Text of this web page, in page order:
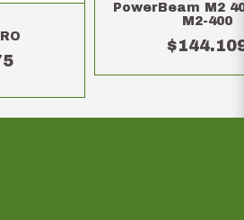
PowerBeam M2
M2-400